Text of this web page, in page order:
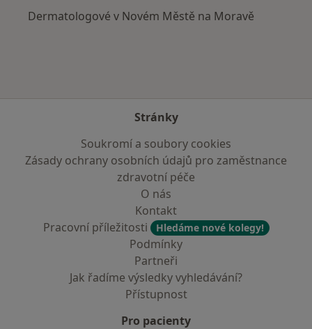
Dermatologové v Novém Městě na Moravě
Stránky
Soukromí a soubory cookies
Zásady ochrany osobních údajů pro zaměstnance
zdravotní péče
O nás
Kontakt
Pracovní příležitosti
Hledáme nové kolegy!
Podmínky
Partneři
Jak řadíme výsledky vyhledávání?
Přístupnost
Pro pacienty